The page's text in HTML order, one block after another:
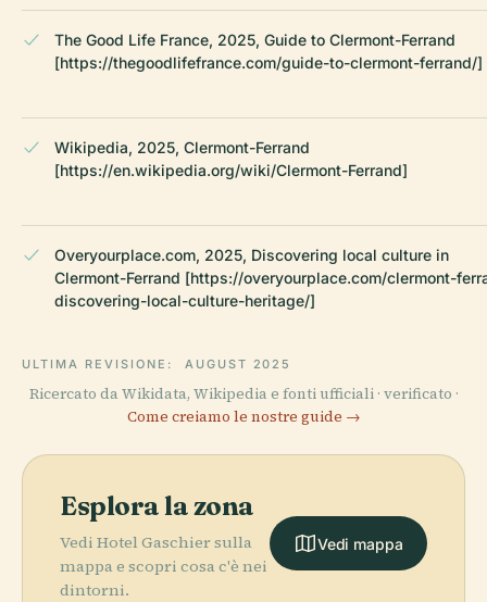
The Good Life France, 2025, Guide to Clermont-Ferrand
[https://thegoodlifefrance.com/guide-to-clermont-ferrand/]
Wikipedia, 2025, Clermont-Ferrand
[https://en.wikipedia.org/wiki/Clermont-Ferrand]
Overyourplace.com, 2025, Discovering local culture in
Clermont-Ferrand [https://overyourplace.com/clermont-
discovering-local-culture-heritage/]
ULTIMA REVISIONE: AUGUST 2025
Ricercato da Wikidata, Wikipedia e fonti ufficiali · verificato ·
Come creiamo le nostre guide →
Esplora la zona
Vedi Hotel Gaschier sulla
mappa e scopri cosa c'è nei
dintorni.
Vedi mappa